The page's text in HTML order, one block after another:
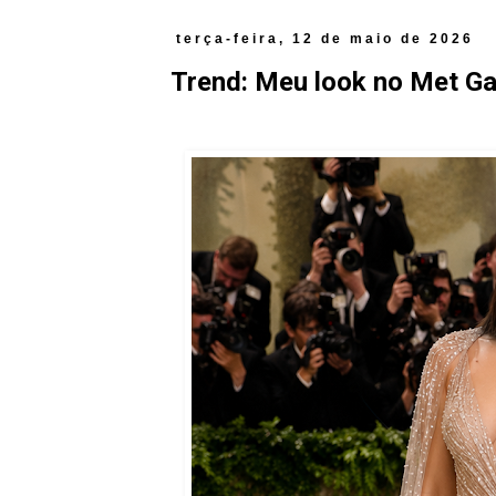
terça-feira, 12 de maio de 2026
Trend: Meu look no Met